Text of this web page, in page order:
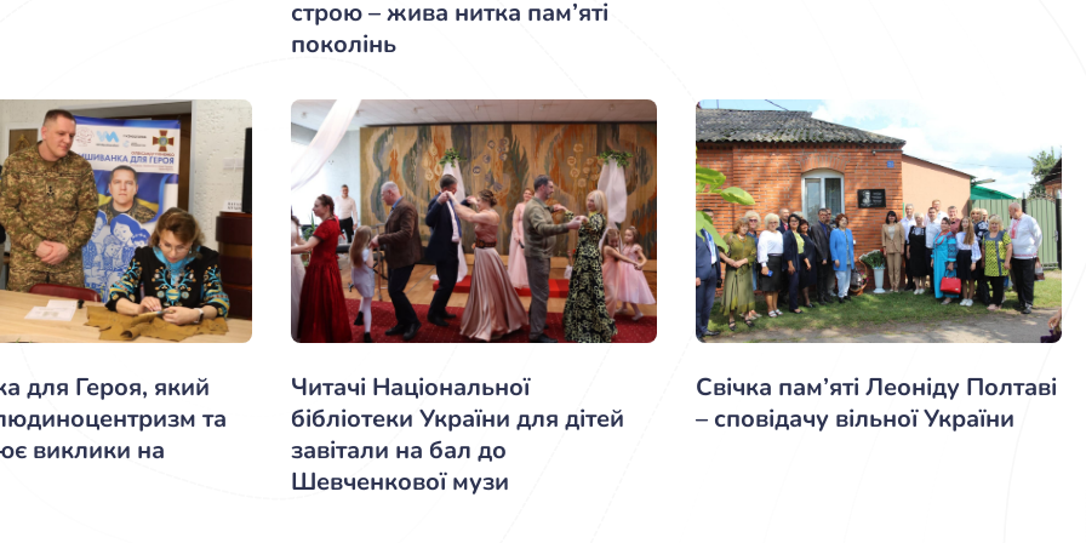
строю – жива нитка пам’яті
поколінь
для Героя, який
та
виклики на
Читачі Національної
бібліотеки України для дітей
завітали на бал до
Шевченкової музи
Свічка пам’яті Леоніду Полтаві
– сповідачу вільної України